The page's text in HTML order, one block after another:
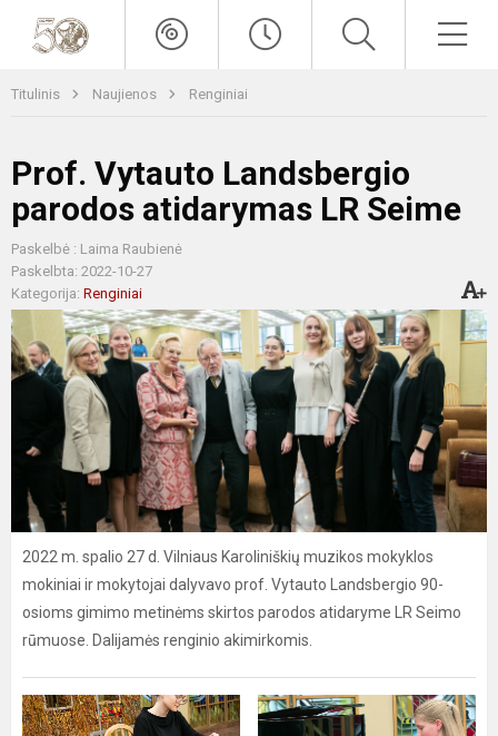
Titulinis Naujienos Renginiai
Prof. Vytauto Landsbergio
parodos atidarymas LR Seime
Paskelbė : Laima Raubienė
Paskelbta: 2022-10-27
Kategorija: Renginiai
2022 m. spalio 27 d. Vilniaus Karoliniškių muzikos mokyklos
mokiniai ir mokytojai dalyvavo prof. Vytauto Landsbergio 90-
osioms gimimo metinėms skirtos parodos atidaryme LR Seimo
rūmuose. Dalijamės renginio akimirkomis.